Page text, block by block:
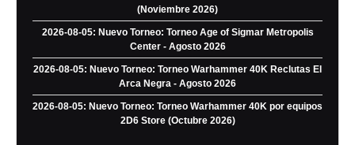
(Noviembre 2026)
2026-08-05: Nuevo Torneo: Torneo Age of Sigmar Metropolis
Center - Agosto 2026
2026-08-05: Nuevo Torneo: Torneo Warhammer 40K Reclutas El
Arca Negra - Agosto 2026
2026-08-05: Nuevo Torneo: Torneo Warhammer 40K por equipos
2D6 Store (Octubre 2026)